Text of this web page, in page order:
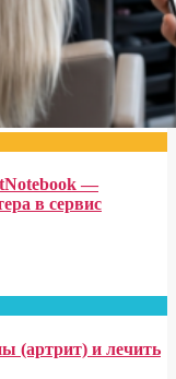
—
в сервис
(артрит) и лечить